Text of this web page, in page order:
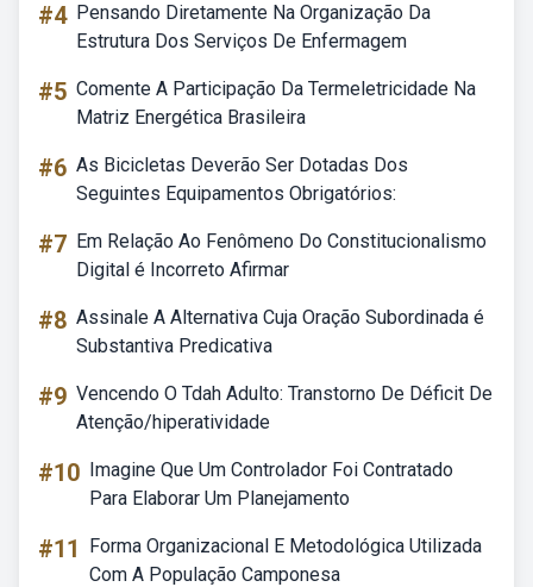
#4 Pensando Diretamente Na Organização Da
Estrutura Dos Serviços De Enfermagem
#5 Comente A Participação Da Termeletricidade Na
Matriz Energética Brasileira
#6 As Bicicletas Deverão Ser Dotadas Dos
Seguintes Equipamentos Obrigatórios:
#7 Em Relação Ao Fenômeno Do Constitucionalismo
Digital é Incorreto Afirmar
#8 Assinale A Alternativa Cuja Oração Subordinada é
Substantiva Predicativa
#9 Vencendo O Tdah Adulto: Transtorno De Déficit De
Atenção/hiperatividade
#10 Imagine Que Um Controlador Foi Contratado
Para Elaborar Um Planejamento
#11
Forma Organizacional E Metodológica Utilizada
Com A População Camponesa